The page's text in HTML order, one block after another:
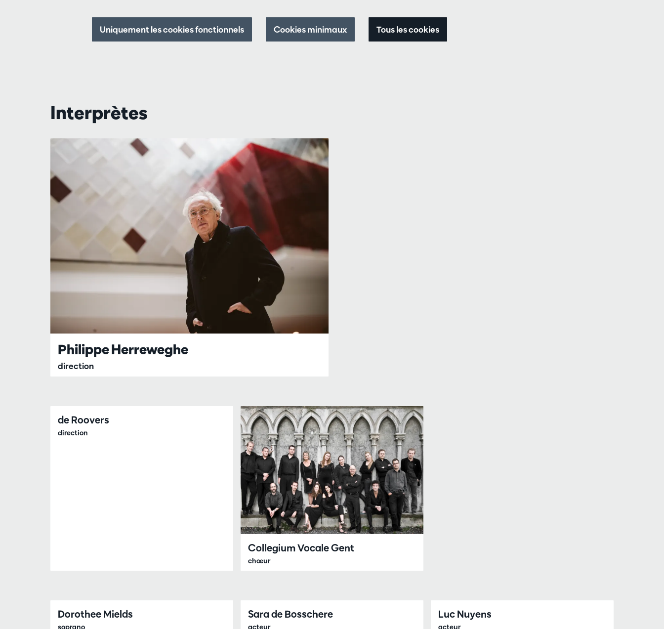
Uniquement les cookies fonctionnels Cookies minimaux Tous les cookies
Interprètes
Philippe Herreweghe
direction
de Roovers
direction
Collegium Vocale Gent
chœur
Dorothee Mields
soprano
Sara de Bosschere
acteur
Luc Nuyens
acteur